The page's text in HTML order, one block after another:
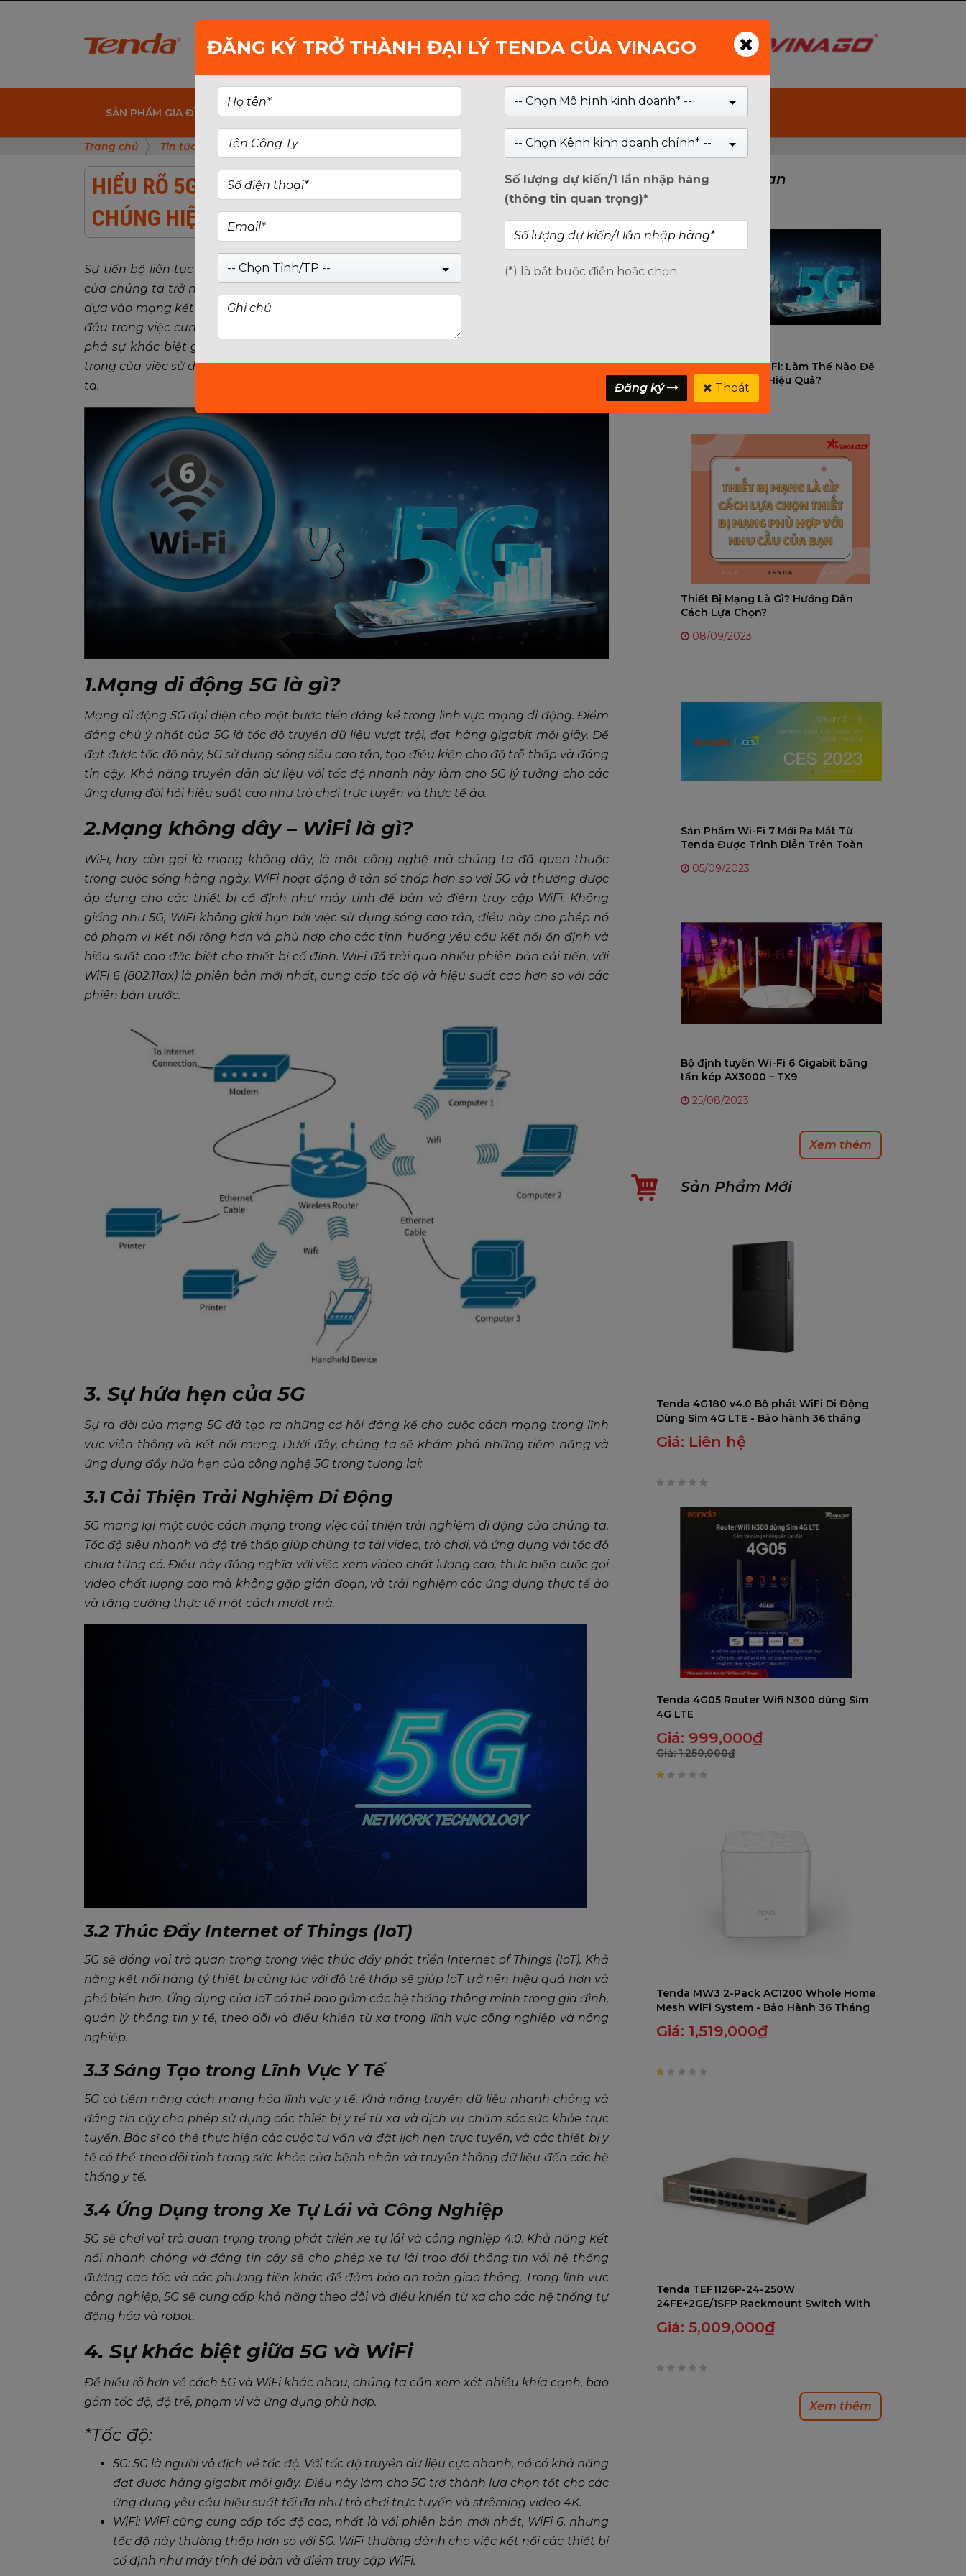
Kiểm tra Tìm kiếm
SẢN PHẨM GIA ĐÌNH SẢN PHẨM DOANH NGHIỆP GIỚI THIỆU TIN TỨC
Trang chủ Tin tức Hiểu Rõ 5G Và WiFi: Làm Thế Nào Để Sử Dụng Chúng Hiệu Quả?
HIỂU RÕ 5G VÀ WIFI: LÀM THẾ NÀO ĐỂ SỬ DỤNG
CHÚNG HIỆU QUẢ?
Sự tiến bộ liên tục trong lĩnh vực công nghệ thông tin và viễn thông đã biến cuộc sống
của chúng ta trở nên liên kết hơn bao giờ hết. Trong thế giới số hóa ngày nay, chúng ta
dựa vào mạng kết nối để làm việc, giải trí, học tập, và duyệt web. Và hai công nghệ hàng
đầu trong việc cung cấp kết nối này là 5G và WiFi. Trong bài viết này, chúng ta sẽ khám
phá sự khác biệt giữa 5G và WiFi, những lợi ích và tiềm năng của cả hai, và tầm quan
trọng của việc sử dụng chúng một cách hiệu quả trong cuộc sống hàng ngày của chúng
ta.
1.Mạng di động 5G là gì?
Mạng di động 5G đại diện cho một bước tiến đáng kể trong lĩnh vực mạng di động. Điểm
đáng chú ý nhất của 5G là tốc độ truyền dữ liệu vượt trội, đạt hàng gigabit mỗi giây. Để
đạt được tốc độ này, 5G sử dụng sóng siêu cao tần, tạo điều kiện cho độ trễ thấp và đáng
tin cậy. Khả năng truyền dẫn dữ liệu với tốc độ nhanh này làm cho 5G lý tưởng cho các
ứng dụng đòi hỏi hiệu suất cao như trò chơi trực tuyến và thực tế ảo.
2.Mạng không dây – WiFi là gì?
WiFi, hay còn gọi là mạng không dây, là một công nghệ mà chúng ta đã quen thuộc
trong cuộc sống hàng ngày. WiFi hoạt động ở tần số thấp hơn so với 5G và thường được
áp dụng cho các thiết bị cố định như máy tính để bàn và điểm truy cập WiFi. Không
giống như 5G, WiFi không giới hạn bởi việc sử dụng sóng cao tần, điều này cho phép nó
có phạm vi kết nối rộng hơn và phù hợp cho các tình huống yêu cầu kết nối ổn định và
hiệu suất cao đặc biệt cho thiết bị cố định. WiFi đã trải qua nhiều phiên bản cải tiến, với
WiFi 6 (802.11ax) là phiên bản mới nhất, cung cấp tốc độ và hiệu suất cao hơn so với các
phiên bản trước.
3. Sự hứa hẹn của 5G
Sự ra đời của mạng 5G đã tạo ra những cơ hội đáng kể cho cuộc cách mạng trong lĩnh
vực viễn thông và kết nối mạng. Dưới đây, chúng ta sẽ khám phá những tiềm năng và
ứng dụng đầy hứa hẹn của công nghệ 5G trong tương lai:
3.1 Cải Thiện Trải Nghiệm Di Động
5G mang lại một cuộc cách mạng trong việc cải thiện trải nghiệm di động của chúng ta.
Tốc độ siêu nhanh và độ trễ thấp giúp chúng ta tải video, trò chơi, và ứng dụng với tốc độ
chưa từng có. Điều này đồng nghĩa với việc xem video chất lượng cao, thực hiện cuộc gọi
video chất lượng cao mà không gặp gián đoạn, và trải nghiệm các ứng dụng thực tế ảo
và tăng cường thực tế một cách mượt mà.
3.2 Thúc Đẩy Internet of Things (IoT)
5G sẽ đóng vai trò quan trọng trong việc thúc đẩy phát triển Internet of Things (IoT). Khả
năng kết nối hàng tỷ thiết bị cùng lúc với độ trễ thấp sẽ giúp IoT trở nên hiệu quả hơn và
phổ biến hơn. Ứng dụng của IoT có thể bao gồm các hệ thống thông minh trong gia đình,
quản lý thông tin y tế, theo dõi và điều khiển từ xa trong lĩnh vực công nghiệp và nông
nghiệp.
3.3 Sáng Tạo trong Lĩnh Vực Y Tế
5G có tiềm năng cách mạng hóa lĩnh vực y tế. Khả năng truyền dữ liệu nhanh chóng và
đáng tin cậy cho phép sử dụng các thiết bị y tế từ xa và dịch vụ chăm sóc sức khỏe trực
tuyến. Bác sĩ có thể thực hiện các cuộc tư vấn và đặt lịch hẹn trực tuyến, và các thiết bị y
tế có thể theo dõi tình trạng sức khỏe của bệnh nhân và truyền thông dữ liệu đến các hệ
thống y tế.
3.4 Ứng Dụng trong Xe Tự Lái và Công Nghiệp
5G sẽ chơi vai trò quan trọng trong phát triển xe tự lái và công nghiệp 4.0. Khả năng kết
nối nhanh chóng và đáng tin cậy sẽ cho phép xe tự lái trao đổi thông tin với hệ thống
đường cao tốc và các phương tiện khác để đảm bảo an toàn giao thông. Trong lĩnh vực
công nghiệp, 5G sẽ cung cấp khả năng theo dõi và điều khiển từ xa cho các hệ thống tự
động hóa và robot.
4. Sự khác biệt giữa 5G và WiFi
Để hiểu rõ hơn về cách 5G và WiFi khác nhau, chúng ta cần xem xét nhiều khía cạnh, bao
gồm tốc độ, độ trễ, phạm vi và ứng dụng phù hợp.
*Tốc độ:
5G: 5G là người vô địch về tốc độ. Với tốc độ truyền dữ liệu cực nhanh, nó có khả năng
đạt được hàng gigabit mỗi giây. Điều này làm cho 5G trở thành lựa chọn tốt cho các
ứng dụng yêu cầu hiệu suất tối đa như trò chơi trực tuyến và strêming video 4K.
WiFi: WiFi cũng cung cấp tốc độ cao, nhất là với phiên bản mới nhất, WiFi 6, nhưng
tốc độ này thường thấp hơn so với 5G. WiFi thường dành cho việc kết nối các thiết bị
cố định như máy tính để bàn và điểm truy cập WiFi.
Tin Liên Quan
Hiểu Rõ 5G Và WiFi: Làm Thế Nào Để
Sử Dụng Chúng Hiệu Quả?
25/09/2023
Thiết Bị Mạng Là Gì? Hướng Dẫn
Cách Lựa Chọn?
08/09/2023
Sản Phẩm Wi-Fi 7 Mới Ra Mắt Từ
Tenda Được Trình Diễn Trên Toàn
05/09/2023
Bộ định tuyến Wi-Fi 6 Gigabit băng
tần kép AX3000 – TX9
25/08/2023
Xem thêm
Sản Phẩm Mới
Tenda 4G180 v4.0 Bộ phát WiFi Di Động
Dùng Sim 4G LTE - Bảo hành 36 tháng
Giá: Liên hệ
Tenda 4G05 Router Wifi N300 dùng Sim
4G LTE
Giá: 999,000₫
Giá:1,250,000₫
Tenda MW3 2-Pack AC1200 Whole Home
Mesh WiFi System - Bảo Hành 36 Tháng
Giá: 1,519,000₫
Tenda TEF1126P-24-250W
24FE+2GE/1SFP Rackmount Switch With
24-Port PoE - Bảo Hành 36 Tháng
Giá: 5,009,000₫
Xem thêm
ĐĂNG KÝ TRỞ THÀNH ĐẠI LÝ TENDA CỦA VINAGO
-- Chọn Tỉnh/TP --
-- Chọn Mô hình kinh doanh* --
-- Chọn Kênh kinh doanh chính* --
Số lượng dự kiến/1 lần nhập hàng
(thông tin quan trọng)*
(*) là bắt buộc điền hoặc chọn
Đăng ký Thoát